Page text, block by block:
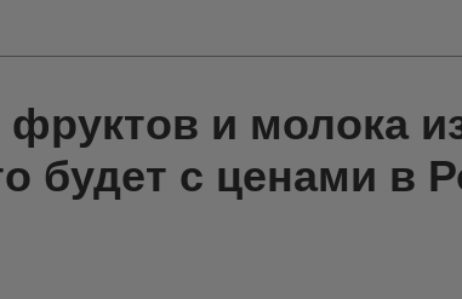
и молока
будет с ценами в